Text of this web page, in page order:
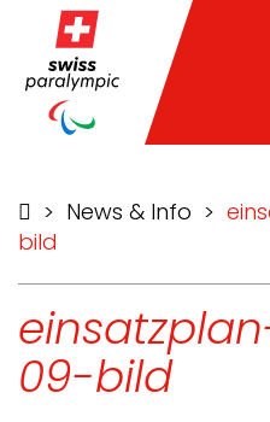
> News & Info >
bild
09-bild